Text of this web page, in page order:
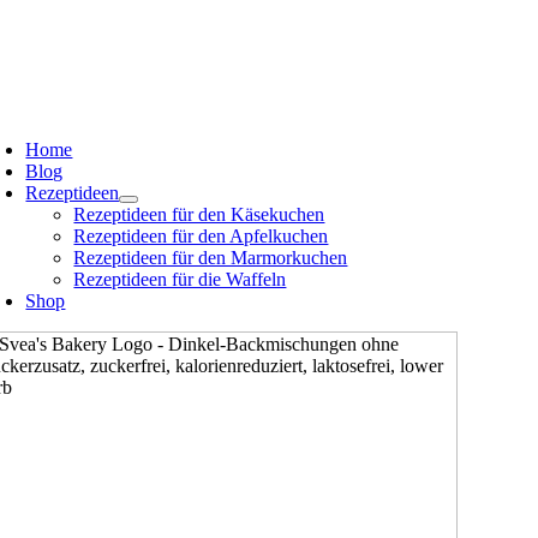
Home
Blog
Rezeptideen
Rezeptideen für den Käsekuchen
Rezeptideen für den Apfelkuchen
Rezeptideen für den Marmorkuchen
Rezeptideen für die Waffeln
Shop